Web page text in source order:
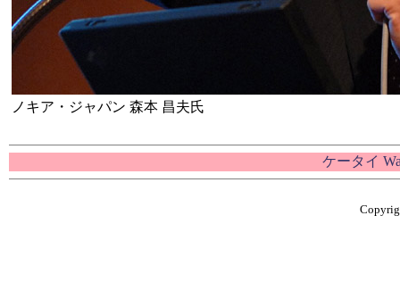
ノキア・ジャパン 森本 昌夫氏
ケータイ